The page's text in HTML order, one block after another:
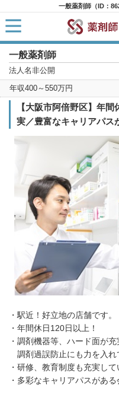
一般薬剤師（ID：
一般薬剤師
法人名非公開
年収400～550万円
【大阪市阿倍野区】年
実／豊富なキャリアパス
・駅近！好立地の店舗です。
・年間休日120日以上！
・調剤機器等、ハード面が充
調剤過誤防止にも力を入れ
・研修、教育制度も充実して
・多彩なキャリアパスがある
HOME
求人検索
新着求人
求人ランキング
キャリアアドバイザー紹介
コラム
転職支援サービスに申し込